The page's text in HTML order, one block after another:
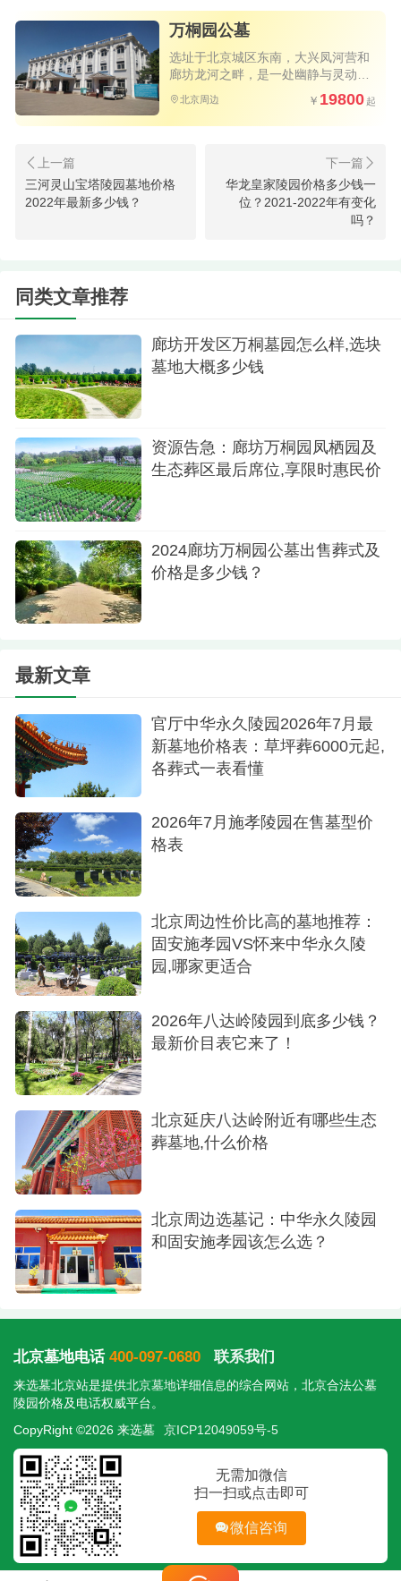
廊坊这边有三四个墓地，还有灵山宝塔陵园，
清颐园公墓等等。这三个陵园各具特色。灵山宝塔
陵园是距离北京近，有生态葬，实力股。这个万桐
园公墓也是实力很厉害。只是没有生态葬。清颐园
如果想在廊坊这边选墓地的朋友，可以这几家
都看看，做个对比，更容易选出来，或者咨询热线
万桐园公墓
选址于北京城区东南，大兴凤河营和
廊坊龙河之畔，是一处幽静与灵动充
分融合的自然所在的安息之所
北京周边 19800
三河灵山宝塔陵园墓地价格
2022年最新多少钱？
华龙皇家陵园价格多少钱一
位？2021-2022年有变化
吗？
同类文章推荐
廊坊开发区万桐墓园怎么样,选块
墓地大概多少钱
资源告急：廊坊万桐园凤栖园及
生态葬区最后席位,享限时惠民价
2024廊坊万桐园公墓出售葬式及
价格是多少钱？
最新文章
官厅中华永久陵园2026年7月最
新墓地价格表：草坪葬6000元起,
各葬式一表看懂
2026年7月施孝陵园在售墓型价
格表
北京周边性价比高的墓地推荐：
固安施孝园VS怀来中华永久陵
园,哪家更适合
2026年八达岭陵园到底多少钱？
最新价目表它来了！
北京延庆八达岭附近有哪些生态
葬墓地,什么价格
北京周边选墓记：中华永久陵园
和固安施孝园该怎么选？
北京墓地电话 400-097-0680 联系我们
来选墓北京站是提供北京墓地详细信息的综合网站，北京合法公墓
陵园价格及电话权威平台。
CopyRight ©2026 来选墓
京ICP12049059号-5
无需加微信
扫一扫或点击即可
微信咨询